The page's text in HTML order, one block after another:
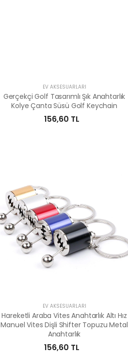
EV AKSESUARLARI
Gerçekçi Golf Tasarımlı Şık Anahtarlık
Kolye Çanta Süsü Golf Keychain
156,60 TL
EV AKSESUARLARI
Hareketli Araba Vites Anahtarlık Altı Hız
Manuel Vites Dişli Shifter Topuzu Metal
Anahtarlık
156,60 TL